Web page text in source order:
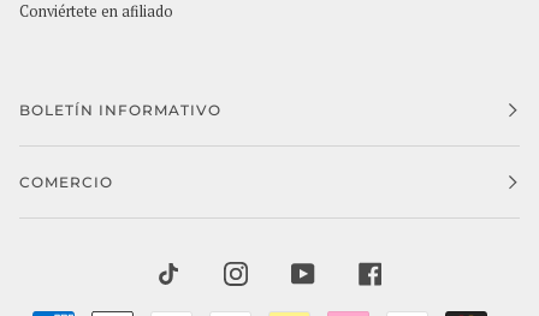
Conviértete en afiliado
BOLETÍN INFORMATIVO
COMERCIO
TIKTOK INSTAGRAMYOUTUBE